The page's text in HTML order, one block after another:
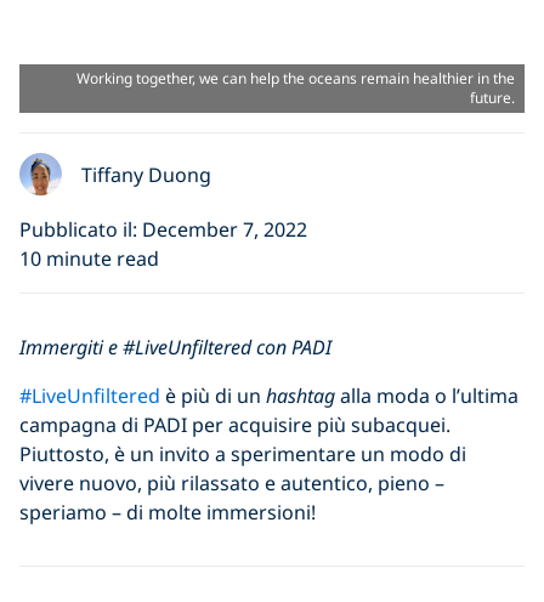
Working together, we can help the oceans remain healthier in the
future.
Tiffany Duong
Pubblicato il: December 7, 2022
10 minute read
Immergiti e #LiveUnfiltered con PADI
#LiveUnfiltered è più di un hashtagalla moda o l’ultima
campagna di PADI per acquisire più subacquei.
Piuttosto, è un invito a sperimentare un modo di
vivere nuovo, più rilassato e autentico, pieno –
speriamo – di molte immersioni!